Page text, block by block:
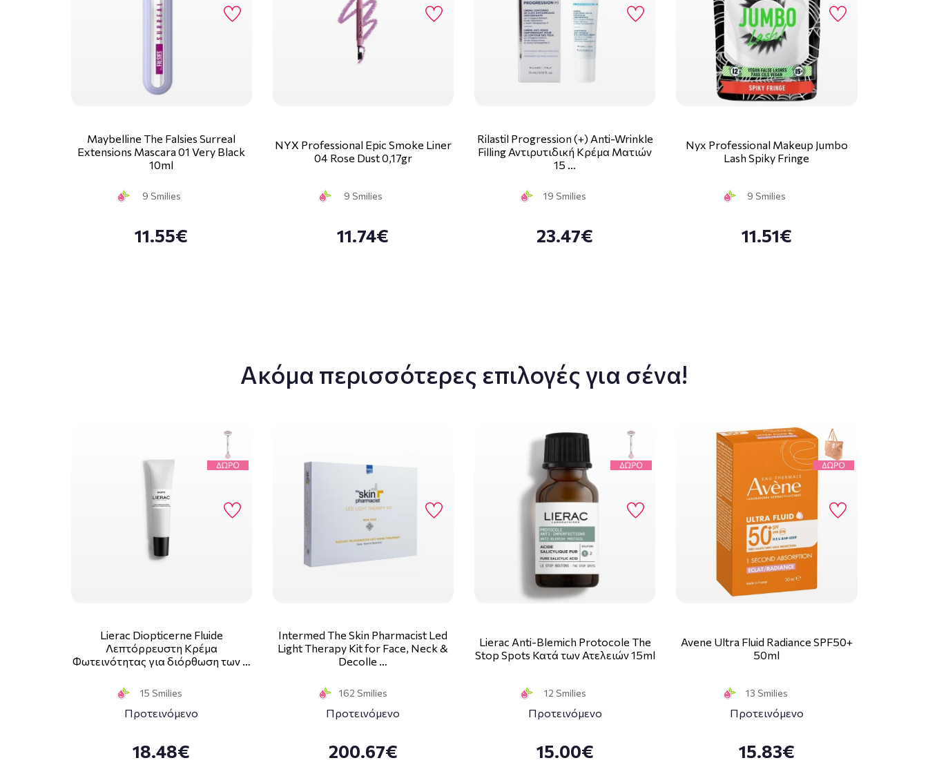
Maybelline The Falsies Surreal
Extensions Mascara 01 Very Black
10ml
9 Smilies
11.55€
NYX Professional Epic Smoke Liner
04 Rose Dust 0,17gr
9 Smilies
11.74€
Rilastil Progression (+) Anti-Wrinkle
Filling Αντιρυτιδική Κρέμα Ματιών
15 …
19 Smilies
23.47€
Nyx Professional Makeup Jumbo
Lash Spiky Fringe
9 Smilies
11.51€
Ακόμα περισσότερες επιλογές για σένα!
Lierac Diopticerne Fluide
Λεπτόρρευστη Κρέμα
Φωτεινότητας για διόρθωση των …
15 Smilies
Προτεινόμενο
18.48€
Intermed The Skin Pharmacist Led
Light Therapy Kit for Face, Neck &
Decolle …
162 Smilies
Προτεινόμενο
200.67€
Lierac Anti-Blemich Protocole The
Stop Spots Κατά των Ατελειών 15ml
12 Smilies
Προτεινόμενο
15.00€
Avene Ultra Fluid Radiance SPF50+
50ml
13 Smilies
Προτεινόμενο
15.83€